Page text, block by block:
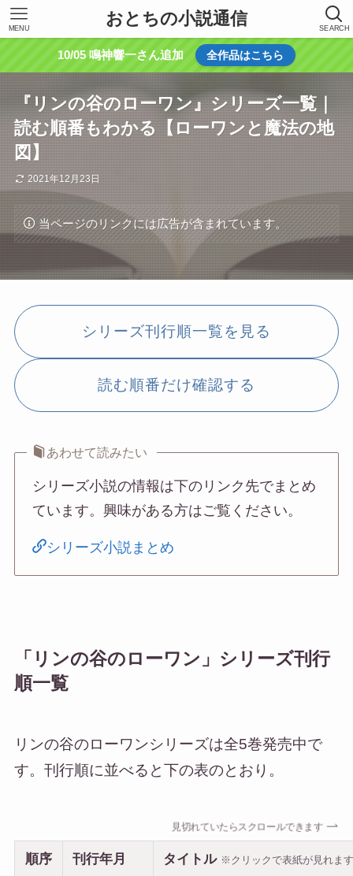
おとちの小説通信 SEARCH
MENU
10/05 鳴神響一さん追加 全作品はこちら
『リンの谷のローワン』シリーズ一覧｜
読む順番もわかる【ローワンと魔法の地
図】
2021年12月23日
当ページのリンクには広告が含まれています。
シリーズ刊行順一覧を見る
読む順番だけ確認する
あわせて読みたい
シリーズ小説の情報は下のリンク先でまとめ
ています。興味がある方はご覧ください。
シリーズ小説まとめ
「リンの谷のローワン」シリーズ刊行
順一覧
リンの谷のローワンシリーズは全5巻発売中で
す。刊行順に並べると下の表のとおり。
見切れていたらスクロールできます
順序 刊行年月 タイトル ※クリックで表紙が見れま